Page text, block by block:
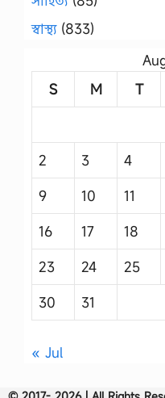
স্বাস্থ্য(833)
S
M T
2
3 4
9
10 11
16
17 18
23
24 25
30
31
« Jul